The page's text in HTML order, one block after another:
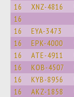
16 XNZ-4816
16
16 EYA-3473
16 EPK-4000
16 ATE-4911
16 KOB-4507
16 KYB-8956
16 AKZ-1858